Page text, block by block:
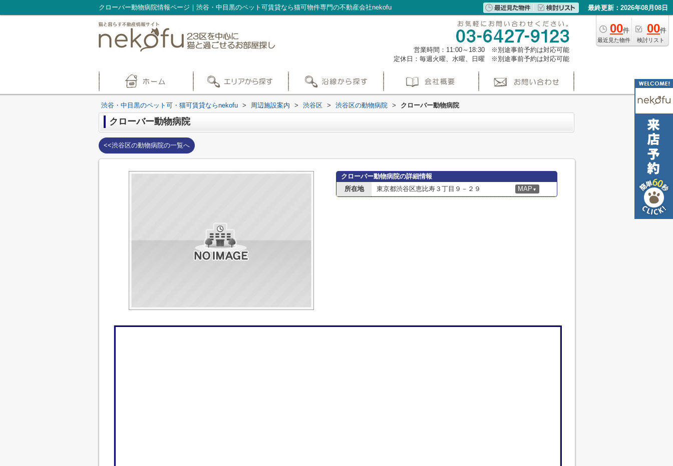
クローバー動物病院情報ページ｜渋谷・中目黒のペット可賃貸なら猫可物件専門の不動産会社nekofu 最終更新：2026年08月08日
00件
最近見た物件
00件
検討リスト
営業時間：11:00～18:30 ※別途事前予約は対応可能
定休日：毎週火曜、水曜、日曜 ※別途事前予約は対応可能
渋谷・中目黒のペット可・猫可賃貸ならnekofu > 周辺施設案内 > 渋谷区 > 渋谷区の動物病院 > クローバー動物病院
クローバー動物病院
<<渋谷区の動物病院の一覧へ
クローバー動物病院の詳細情報
所在地
東京都渋谷区恵比寿３丁目９－２９ MAP ▼